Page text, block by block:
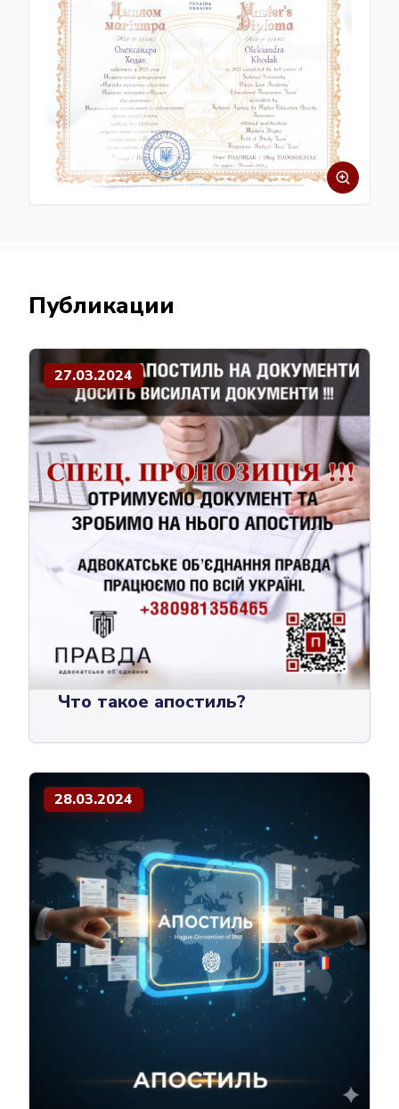
Публикации
27.03.2024
Что такое апостиль?
28.03.2024